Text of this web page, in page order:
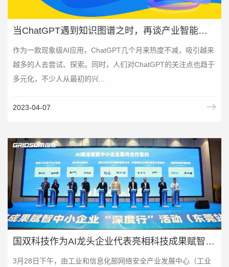
当ChatGPT遇到知识图谱之时，再谈产业智能化应用
作为一款现象级AI应用，ChatGPT几个月来热度不减，吸引越来
越多的人去尝试、探索。同时，人们对ChatGPT的关注点也趋于
多元化，不少人从最初的兴...
2023-04-07
国双科技作为AI龙头企业代表亮相科技成果赋智中小企业“深度行”活动
3月28日下午，由工业和信息化部网络安全产业发展中心（工业